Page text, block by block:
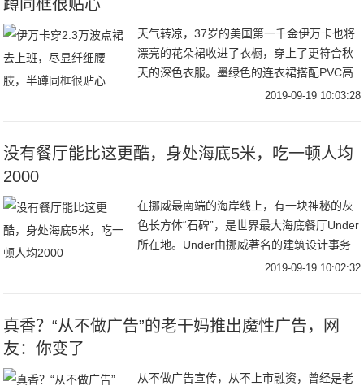
蹲同框很贴心
天气转凉，37岁的美国第一千金伊万卡也将
漂亮的花朵裙收进了衣橱，穿上了更符合秋
天的深色衣服。墨绿色的连衣裙搭配PVC高
跟鞋，受到了时尚评论的交口称赞，而裙摆
2019-09-19 10:03:28
没有餐厅能比这更酷，身处海底5米，吃一顿人均
2000
在挪威最南端的海岸线上，有一块神秘的灰
色长方体“石碑”，是世界最大海底餐厅Under
所在地。Under由挪威著名的建筑设计事务
所Snøhetta 操刀设计。建筑内底部还有一整
2019-09-19 10:02:32
真香？“从不做广告”的老干妈推出魔性广告，网
友：你变了
从不做广告宣传，从不上市融资，曾经是老